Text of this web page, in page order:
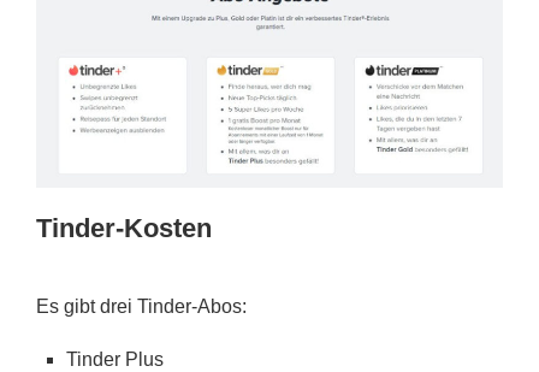
Tinder-Kosten
Es gibt drei Tinder-Abos:
Tinder Plus